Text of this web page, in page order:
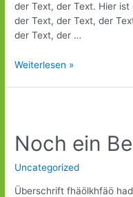
der Text, der Text. Hier
der Text, der Text, der
der Text, der …
Weiterlesen »
Noch ein
Uncategorized
Überschrift fhäölkhfäö
Beitrag